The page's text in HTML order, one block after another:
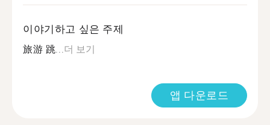
이야기하고 싶은 주제
旅游 跳...더 보기
앱 다운로드